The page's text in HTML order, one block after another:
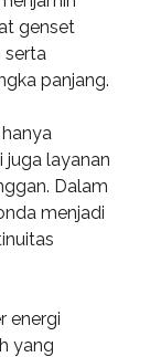
genset
serta
panjang.
juga layanan
Dalam
menjadi
energi
yang